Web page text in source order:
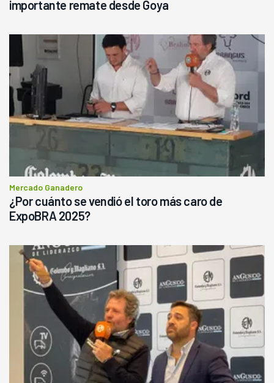
importante remate desde Goya
Mercado Ganadero
¿Por cuánto se vendió el toro más caro de
ExpoBRA 2025?